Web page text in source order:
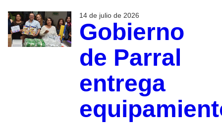
14 de julio de 2026
Gobierno
de Parral
entrega